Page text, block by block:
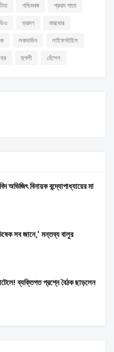
পশ্চিমবঙ্গ
প্রথম পাতা
ভ্রমণ
মারধোর
লকডাউন
লাইফস্টাইল
হুগলী হেঁশেল
বিনায়ক বন্দ্যোপাধ্যায়ের মা
সব জানে,' মন্তব্য বালুর
ব্যক্তিগত প্রশ্নে বৈঠক ছাড়লেন